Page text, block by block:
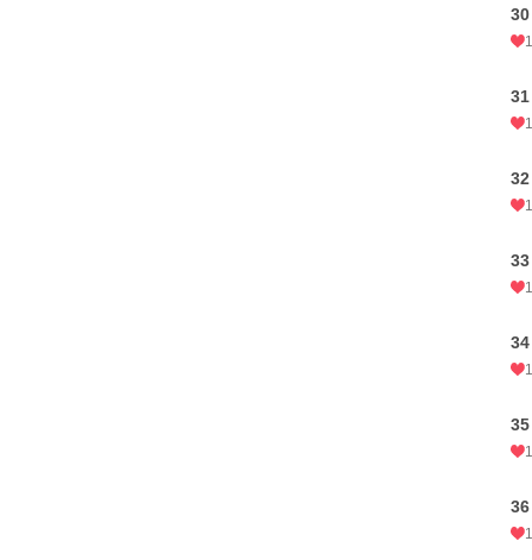
30
31
32
33
34
35
36